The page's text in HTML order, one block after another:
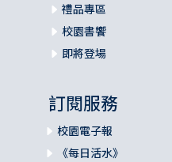
禮品專區
校園書饗
即將登場
訂閱服務
校園電子報
《每日活水》